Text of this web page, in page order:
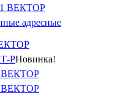
ВЕКТОР
адресные
РНовинка!
ВЕКТОР
ВЕКТОР